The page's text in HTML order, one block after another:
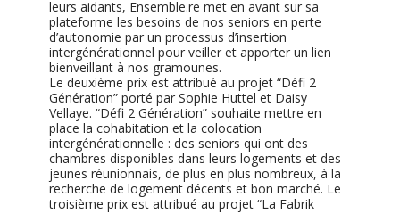
leurs aidants, Ensemble.re met en avant sur sa
plateforme les besoins de nos seniors en perte
d’autonomie par un processus d’insertion
intergénérationnel pour veiller et apporter un lien
bienveillant à nos gramounes.
Le deuxième prix est attribué au projet “Défi 2
Génération” porté par Sophie Huttel et Daisy
Vellaye. “Défi 2 Génération” souhaite mettre en
place la cohabitation et la colocation
intergénérationnelle : des seniors qui ont des
chambres disponibles dans leurs logements et des
jeunes réunionnais, de plus en plus nombreux, à la
recherche de logement décents et bon marché. Le
troisième prix est attribué au projet “La Fabrik